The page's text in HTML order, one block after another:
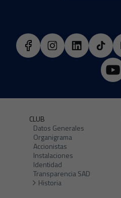
CLUB
Datos Generales
Organigrama
Accionistas
Instalaciones
Identidad
Transparencia SAD
Historia